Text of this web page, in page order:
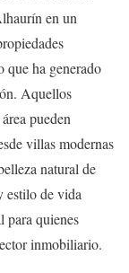
en un
que ha generado
Aquellos
pueden
villas modernas
natural de
estilo de vida
para quienes
inmobiliario.